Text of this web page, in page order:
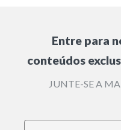
Entre para
conteúdos
JUNTE-SE A